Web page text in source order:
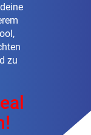
zu